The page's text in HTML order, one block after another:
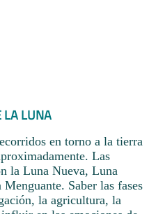
LA LUNA
en torno a la tierra
Las
la Luna Nueva, Luna
Saber las fases
la agricultura, la